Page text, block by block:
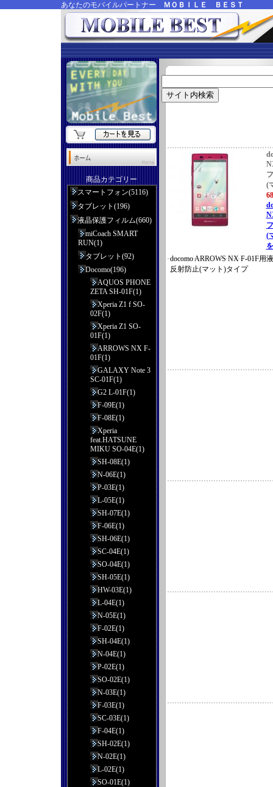
あなたのモバイルパートナー ＭＯＢＩＬＥ ＢＥＳＴ
(
(
docomo ARROWS NX F-01F
反射防止(マット)タイプ
商品カテゴリー
スマートフォン(5116)
タブレット(196)
液晶保護フィルム(660)
miCoach SMART
RUN(1)
タブレット(92)
Docomo(196)
AQUOS PHONE
ZETA SH-01F(1)
Xperia Z1 f SO-
02F(1)
Xperia Z1 SO-
01F(1)
ARROWS NX F-
01F(1)
GALAXY Note 3
SC-01F(1)
G2 L-01F(1)
F-09E(1)
F-08E(1)
Xperia
feat.HATSUNE
MIKU SO-04E(1)
SH-08E(1)
N-06E(1)
P-03E(1)
L-05E(1)
SH-07E(1)
F-06E(1)
SH-06E(1)
SC-04E(1)
SO-04E(1)
SH-05E(1)
HW-03E(1)
L-04E(1)
N-05E(1)
F-02E(1)
SH-04E(1)
N-04E(1)
P-02E(1)
SO-02E(1)
N-03E(1)
F-03E(1)
SC-03E(1)
F-04E(1)
SH-02E(1)
N-02E(1)
L-02E(1)
SO-01E(1)